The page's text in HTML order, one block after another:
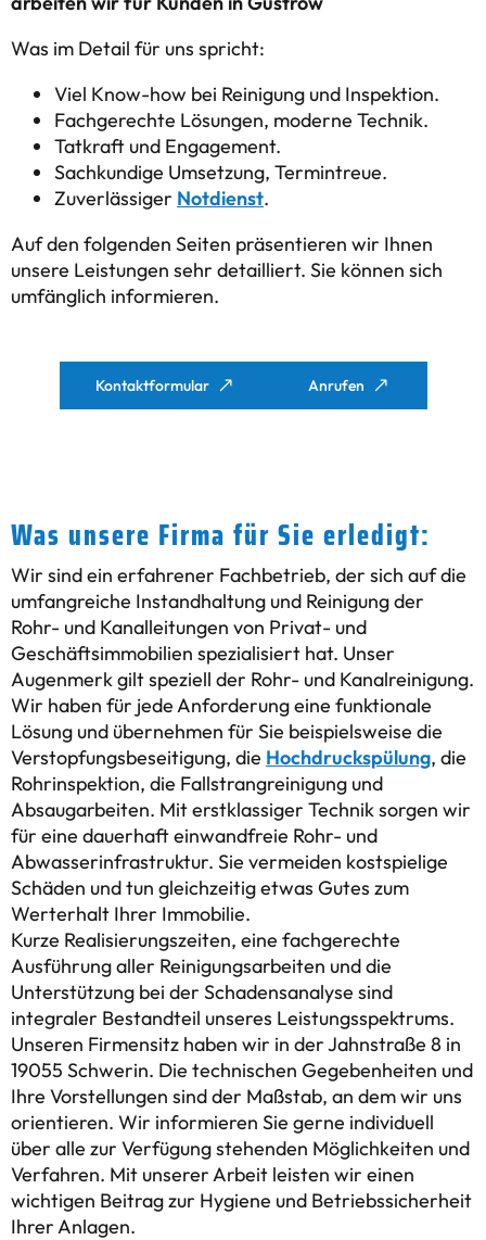
Was im Detail für uns spricht:
Viel Know-how bei Reinigung und Inspektion.
Fachgerechte Lösungen, moderne Technik.
Tatkraft und Engagement.
Sachkundige Umsetzung, Termintreue.
Zuverlässiger Notdienst.
Auf den folgenden Seiten präsentieren wir Ihnen
unsere Leistungen sehr detailliert. Sie können sich
umfänglich informieren.
Kontaktformular Anrufen
Was unsere Firma für Sie erledigt:
Wir sind ein erfahrener Fachbetrieb, der sich auf die
umfangreiche Instandhaltung und Reinigung der
Rohr- und Kanalleitungen von Privat- und
Geschäftsimmobilien spezialisiert hat. Unser
Augenmerk gilt speziell der Rohr- und Kanalreinigung.
Wir haben für jede Anforderung eine funktionale
Lösung und übernehmen für Sie beispielsweise die
Verstopfungsbeseitigung, die Hochdruckspülung, die
Rohrinspektion, die Fallstrangreinigung und
Absaugarbeiten. Mit erstklassiger Technik sorgen wir
für eine dauerhaft einwandfreie Rohr- und
Abwasserinfrastruktur. Sie vermeiden kostspielige
Schäden und tun gleichzeitig etwas Gutes zum
Werterhalt Ihrer Immobilie.
Kurze Realisierungszeiten, eine fachgerechte
Ausführung aller Reinigungsarbeiten und die
Unterstützung bei der Schadensanalyse sind
integraler Bestandteil unseres Leistungsspektrums.
Unseren Firmensitz haben wir in der Jahnstraße 8 in
19055 Schwerin. Die technischen Gegebenheiten und
Ihre Vorstellungen sind der Maßstab, an dem wir uns
orientieren. Wir informieren Sie gerne individuell
über alle zur Verfügung stehenden Möglichkeiten und
Verfahren. Mit unserer Arbeit leisten wir einen
wichtigen Beitrag zur Hygiene und Betriebssicherheit
Ihrer Anlagen.